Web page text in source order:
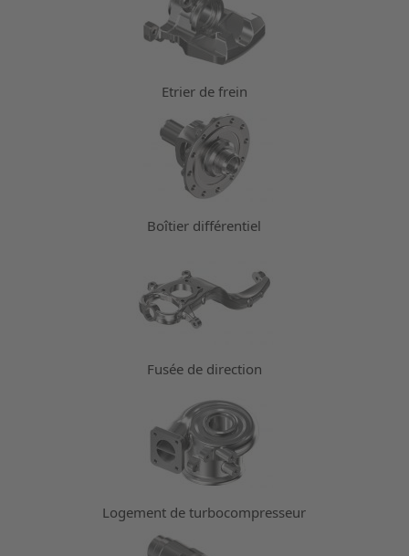
Etrier de frein
Boîtier différentiel
Fusée de direction
Logement de turbocompresseur